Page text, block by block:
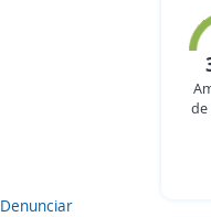
Denunciar
de